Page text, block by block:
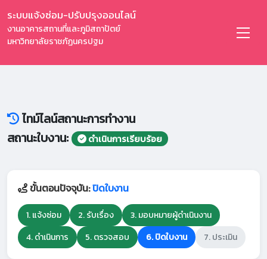
ระบบแจ้งซ่อม-ปรับปรุงออนไลน์
งานอาคารสถานที่และภูมิสถาปัตย์
มหาวิทยาลัยราชภัฏนครปฐม
ไทม์ไลน์สถานะการทำงาน
สถานะใบงาน:
ดำเนินการเรียบร้อย
ขั้นตอนปัจจุบัน:ปิดใบงาน
1. แจ้งซ่อม 2. รับเรื่อง
3. มอบหมายผู้ดำเนินงาน
4. ดำเนินการ
5. ตรวจสอบ 6. ปิดใบงาน 7. ประเมิน